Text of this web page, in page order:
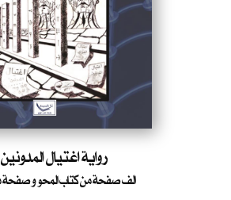
رواية اغتيال المدونين
الف صفحة من كتاب المحو و صفحة من الاثبات